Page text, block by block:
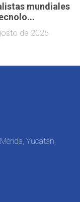
mundiales
de 2026
Yucatán,